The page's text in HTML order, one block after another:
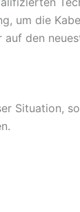
um die
den
Situation,